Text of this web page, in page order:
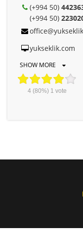
(+994 50)
(+994 50)
yukseklik.com
SHOW MORE
4(80%) 1 vote